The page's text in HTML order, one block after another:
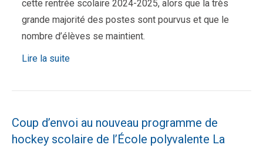
cette rentrée scolaire 2024-2025, alors que la très
grande majorité des postes sont pourvus et que le
nombre d’élèves se maintient.
Lire la suite
Coup d’envoi au nouveau programme de
hockey scolaire de l’École polyvalente La